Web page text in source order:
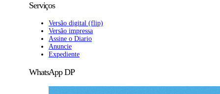
Serviços
Versão digital (flip)
Versão impressa
Assine o Diario
Anuncie
Expediente
WhatsApp DP